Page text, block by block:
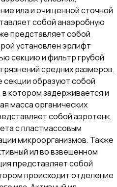
ила и очищенной сточной
собой анаэробную
представляет собой
установлен эрлифт
секцию и фильтр грубой
средних размеров.
секции образуют собой
котором задерживается и
масса органических
собой аэротенк,
с пластмассовым
микроорганизмов. Также
ил во взвешенном
представляет собой
происходит отделение